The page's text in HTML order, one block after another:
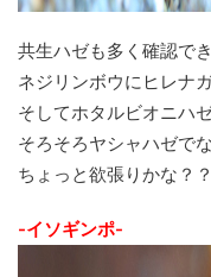
共生ハゼも多く確認で
ネジリンボウにヒレナ
そしてホタルビオニハ
そろそろヤシャハゼで
ちょっと欲張りかな？
-イソギンポ-